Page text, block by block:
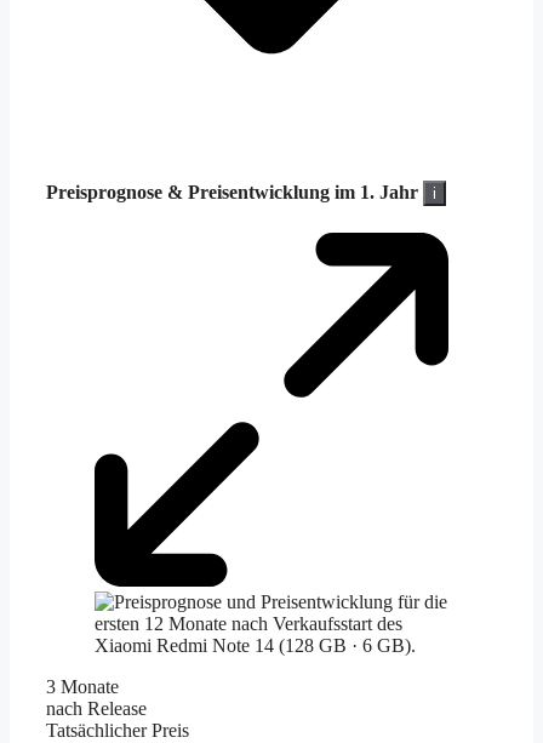
Preisprognose & Preisentwicklung im 1. Jahr i
3 Monate
nach Release
Tatsächlicher Preis